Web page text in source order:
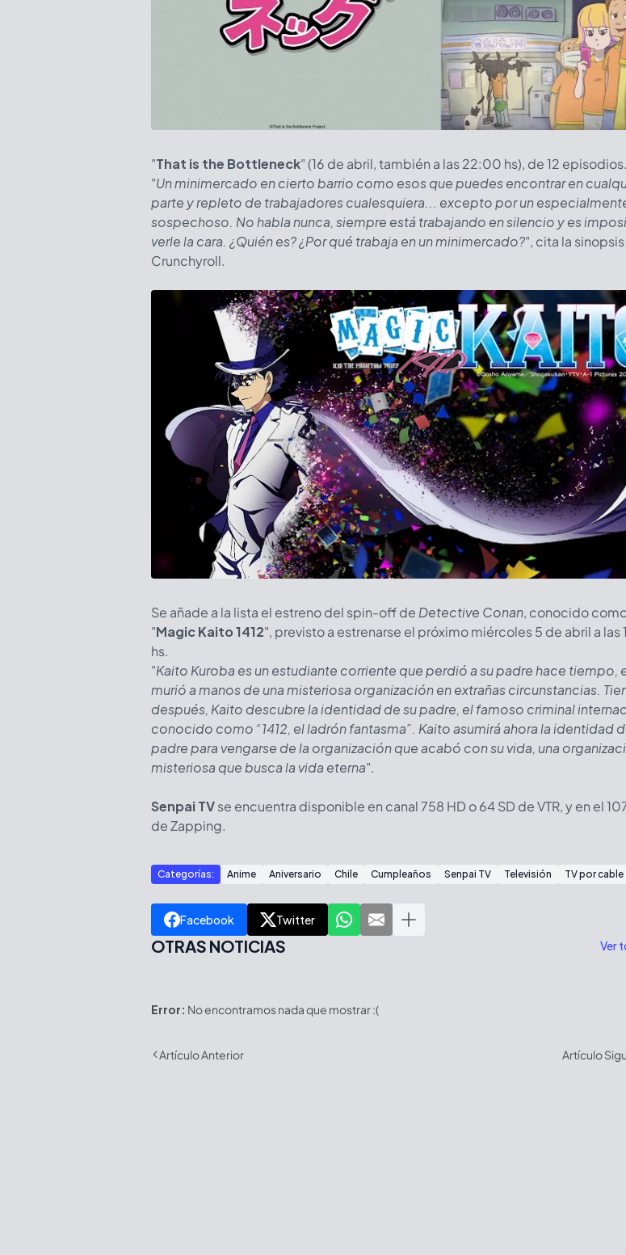
"That is the Bottleneck" (16 de abril, también a las 22:00 hs), de 12 episodios.
"Un minimercado en cierto barrio como esos que puedes encontrar en
parte y repleto de trabajadores cualesquiera... excepto por un
sospechoso. No habla nunca, siempre está trabajando en silencio y es
verle la cara. ¿Quién es? ¿Por qué trabaja en un minimercado?", cita la
Crunchyroll.
Se añade a la lista el estreno del spin-off de Detective Conan, conocido
"Magic Kaito 1412", previsto a estrenarse el próximo miércoles 5 de abril a las
hs.
"Kaito Kuroba es un estudiante corriente que perdió a su padre hace tiempo,
murió a manos de una misteriosa organización en extrañas circunstancias.
después, Kaito descubre la identidad de su padre, el famoso criminal
conocido como “1412, el ladrón fantasma”. Kaito asumirá ahora la identidad
padre para vengarse de la organización que acabó con su vida, una
misteriosa que busca la vida eterna".
Senpai TVse encuentra disponible en canal 758 HD o 64 SD de VTR, y en el
de Zapping.
Categorías: Anime Aniversario Chile Cumpleaños Senpai TV Televisión TV por cable
Facebook Twitter
OTRAS NOTICIAS Ver
Error: No encontramos nada que mostrar :(
Artículo Anterior Artículo